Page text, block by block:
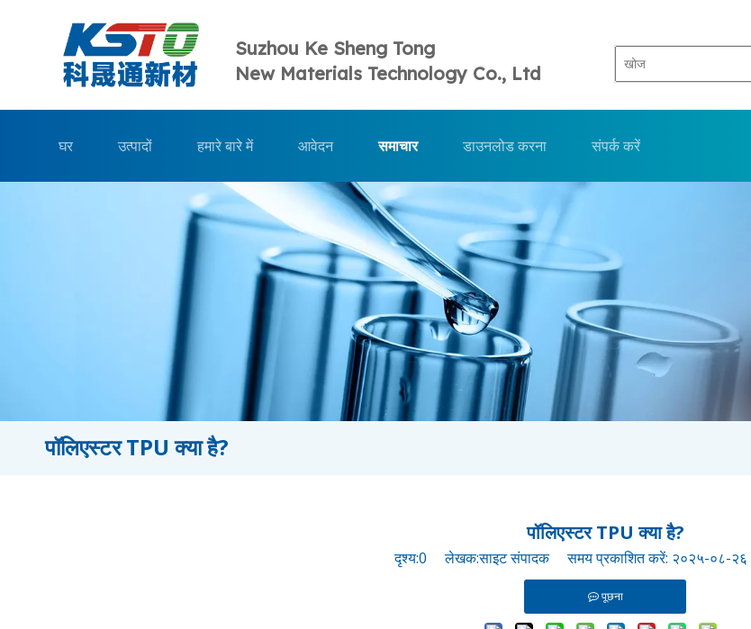
Suzhou Ke Sheng Tong
New Materials Technology Co., Ltd
घर उत्पादों हमारे बारे में आवेदन समाचार डाउनलोड करना संपर्क करें
पॉलिएस्टर TPU क्या है?
पॉलिएस्टर TPU क्या है?
दृश्य:0 लेखक:साइट संपादक समय प्रकाशित करें: २०२५-०८-
पूछना